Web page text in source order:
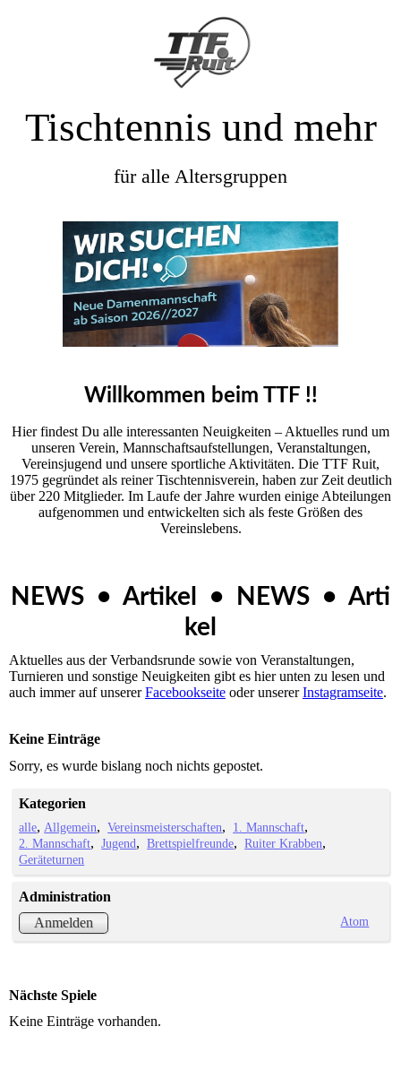
Tischtennis und mehr
für alle Altersgruppen
Willkommen beim TTF !!
Hier findest Du alle interessanten Neuigkeiten – Aktuelles rund um
unseren Ver­ein, Mannschaftsaufstellungen, Veranstaltungen,
Vereinsjugend und unsere sportliche Aktivitäten. Die TTF Ruit,
1975 gegründet als reiner Tischtennisverein, haben zur Zeit deutlich
über 220 Mitglieder. Im Laufe der Jahre wurden einige Abteilungen
aufgenommen und entwickelten sich als feste Größen des
Vereinslebens.
NEWS • Artikel • NEWS • Arti
kel
Aktuelles aus der Verbandsrunde sowie von Veranstaltungen,
Turnieren und sonstige Neuigkeiten gibt es hier unten zu lesen und
auch immer auf unsererFacebookseite oder unsererInstagramseite.
Keine Einträge
Sorry, es wurde bislang noch nichts gepostet.
Kategorien
alle Allgemein Vereinsmeisterschaften
1. Mannschaft
2. Mannschaft
Jugend Brettspielfreunde
Ruiter Krabben
Geräteturnen
Administration
Anmelden
Atom
Nächste Spiele
Keine Einträge vorhanden.